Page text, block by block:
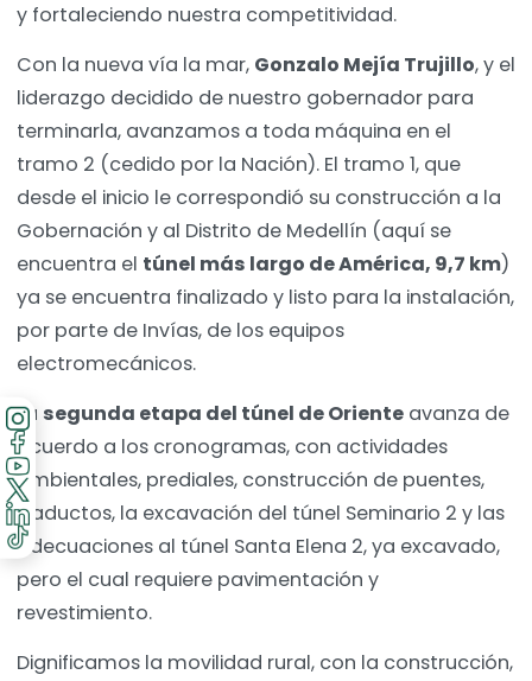
y fortaleciendo nuestra competitividad.
Con la nueva vía la mar, Gonzalo Mejía Trujillo, y el
liderazgo decidido de nuestro gobernador para
terminarla, avanzamos a toda máquina en el
tramo 2 (cedido por la Nación). El tramo 1, que
desde el inicio le correspondió su construcción a la
Gobernación y al Distrito de Medellín (aquí se
encuentra el túnel más largo de América, 9,7 km)
ya se encuentra finalizado y listo para la instalación,
por parte de Invías, de los equipos
electromecánicos.
La segunda etapa del túnel de Oriente avanza de
acuerdo a los cronogramas, con actividades
ambientales, prediales, construcción de puentes,
viaductos, la excavación del túnel Seminario 2 y las
adecuaciones al túnel Santa Elena 2, ya excavado,
pero el cual requiere pavimentación y
revestimiento.
Dignificamos la movilidad rural, con la construcción,